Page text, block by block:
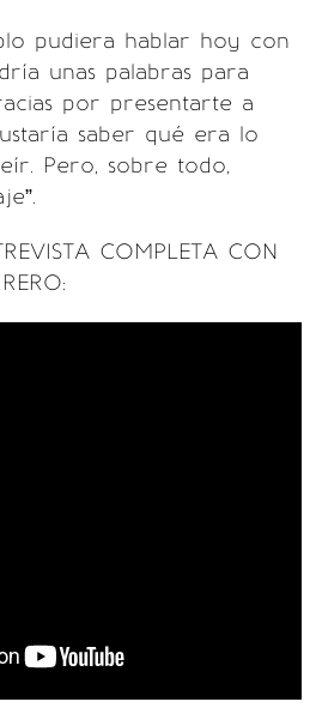
pudiera hablar hoy con
unas palabras para
por presentarte a
saber qué era lo
Pero, sobre todo,
COMPLETA CON